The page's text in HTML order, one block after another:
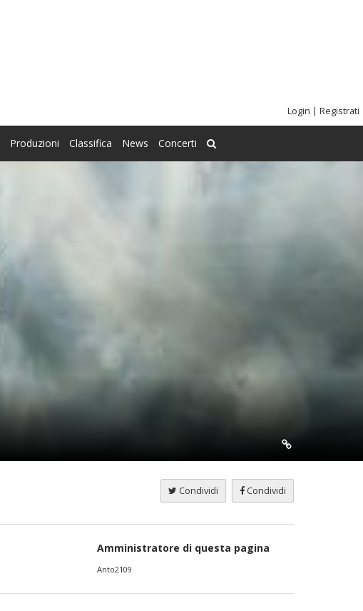
Login | Registrati
Produzioni Classifica News Concerti
Condividi
Condividi
Amministratore di questa pagina
Anto2109